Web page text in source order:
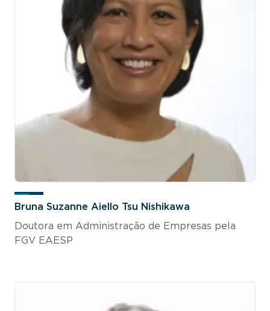
Bruna Suzanne Aiello Tsu Nishikawa
Doutora em Administração de Empresas pela
FGV EAESP